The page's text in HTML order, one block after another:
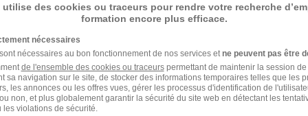
n’est plus disponible depuis le 11/06/26
de Stage de Troisième en Tant que
Concept Store à Decize H/F
utilise des cookies ou traceurs pour rendre votre recherche
formation encore plus efficace.
nécessaires
nécessaires au bon fonctionnement de nos services et ne peuvent pas être
de l'ensemble des cookies ou traceurspermettant de maintenir la session
sa navigation sur le site, de stocker des informations temporaires telles que les
les annonces ou les offres vues, gérer les processus d'identification de
non, et plus globalement garantir la sécurité du site web en détectant les
violations de sécurité.